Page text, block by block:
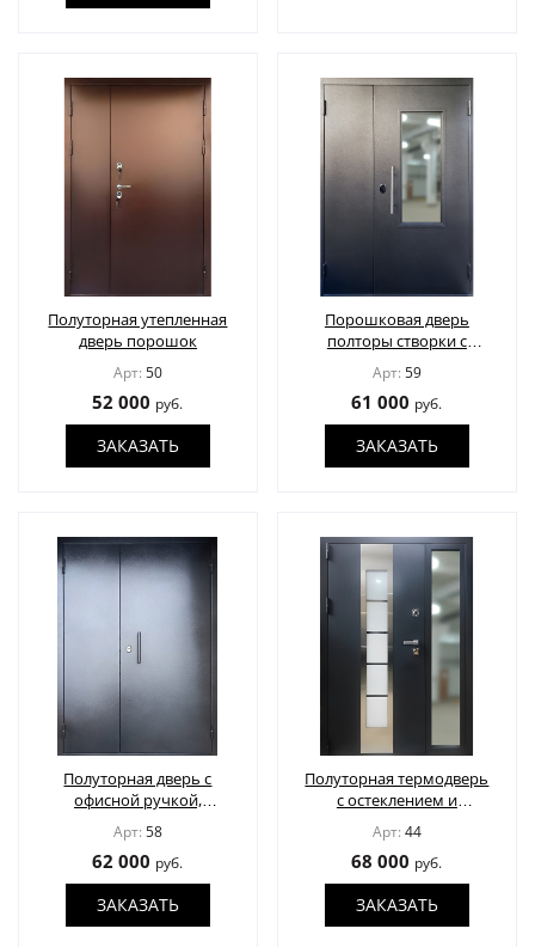
Полуторная утепленная
дверь порошок
Арт: 50
52 000 руб.
ЗАКАЗАТЬ
Порошковая дверь
полторы створки с
остеклением
Арт: 59
61 000 руб.
ЗАКАЗАТЬ
Полуторная дверь с
офисной ручкой,
Арт: 58
62 000 руб.
ЗАКАЗАТЬ
Полуторная термодверь
с остеклением и
вставками из
нержавейки
Арт: 44
68 000 руб.
ЗАКАЗАТЬ